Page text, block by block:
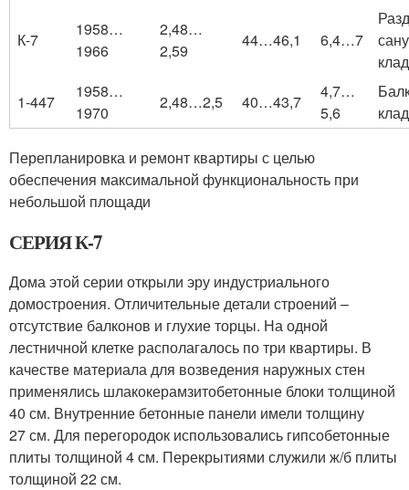
К-7
1958…
1966
2,48…
2,59
44…46,1 6,4…7
1-447
1958…
1970
2,48…2,5 40…43,7
4,7…
5,6
Перепланировка и ремонт квартиры с целью
обеспечения максимальной функциональность при
небольшой площади
СЕРИЯ К-7
Дома этой серии открыли эру индустриального
домостроения. Отличительные детали строений –
отсутствие балконов и глухие торцы. На одной
лестничной клетке располагалось по три квартиры. В
качестве материала для возведения наружных стен
применялись шлакокерамзитобетонные блоки толщиной
40 см. Внутренние бетонные панели имели толщину
27 см. Для перегородок использовались гипсобетонные
плиты толщиной 4 см. Перекрытиями служили ж/б плиты
толщиной 22 см.